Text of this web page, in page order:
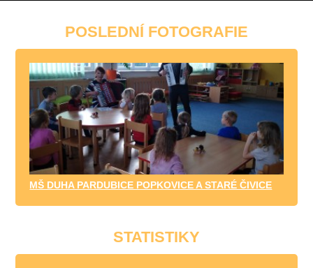
POSLEDNÍ FOTOGRAFIE
MŠ DUHA PARDUBICE POPKOVICE A STARÉ ČIVICE
STATISTIKY